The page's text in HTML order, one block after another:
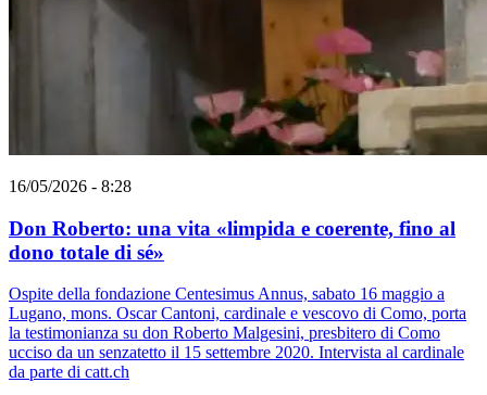
16/05/2026 - 8:28
Don Roberto: una vita «limpida e coerente, fino al
dono totale di sé»
Ospite della fondazione Centesimus Annus, sabato 16 maggio a
Lugano, mons. Oscar Cantoni, cardinale e vescovo di Como, porta
la testimonianza su don Roberto Malgesini, presbitero di Como
ucciso da un senzatetto il 15 settembre 2020. Intervista al cardinale
da parte di catt.ch